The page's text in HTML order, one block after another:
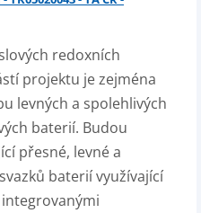
redoxních
projektu je zejména
levných a spolehlivých
baterií. Budou
přesné, levné a
baterií využívající